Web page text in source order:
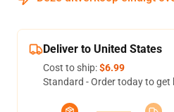
Deliver to United States
Cost to ship:$6.99
Standard - Order today to get